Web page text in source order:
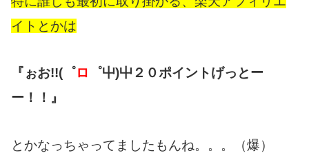
イトとかは
『ぉお!!(゜ロ ゜屮)屮２０ポイントげっとー
ー！！』
とかなっちゃってましたもんね。。。（爆）